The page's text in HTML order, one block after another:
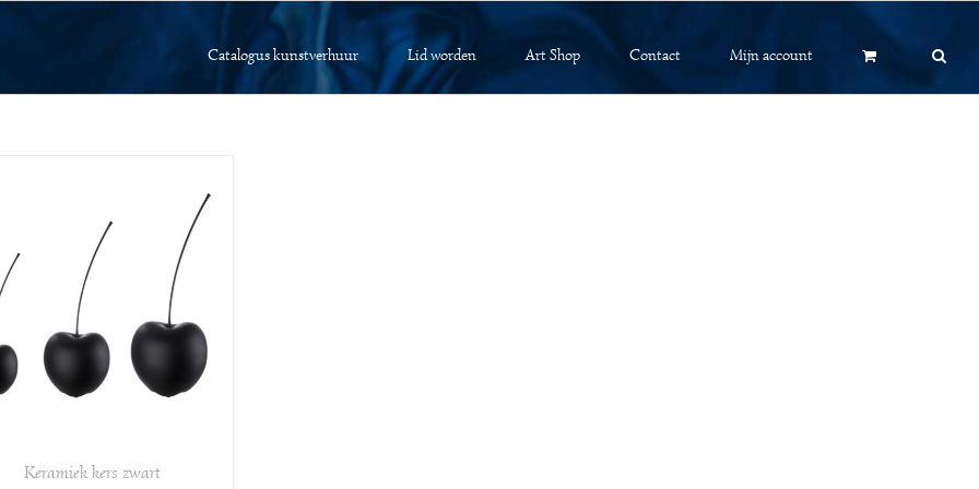
Catalogus kunstverhuur Lid worden Art Shop Contact Mijn account
Keramiek kers zwart